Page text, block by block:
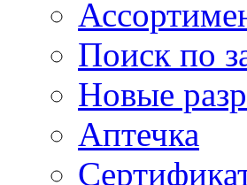
Поиск по
Новые
Аптечка